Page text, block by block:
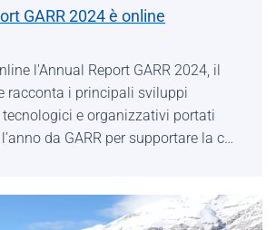
GARR 2024 è online
l'Annual Report GARR 2024, il
racconta i principali sviluppi
e organizzativi portati
da GARR per supportare la c…